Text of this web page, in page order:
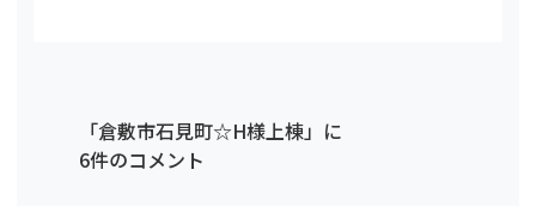
「倉敷市石見町☆H様上棟」に
6件のコメント